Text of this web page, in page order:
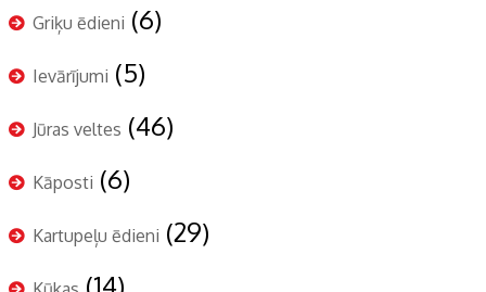
Griķu ēdieni (6)
Ievārījumi (5)
Jūras veltes (46)
Kāposti (6)
Kartupeļu ēdieni (29)
(14)